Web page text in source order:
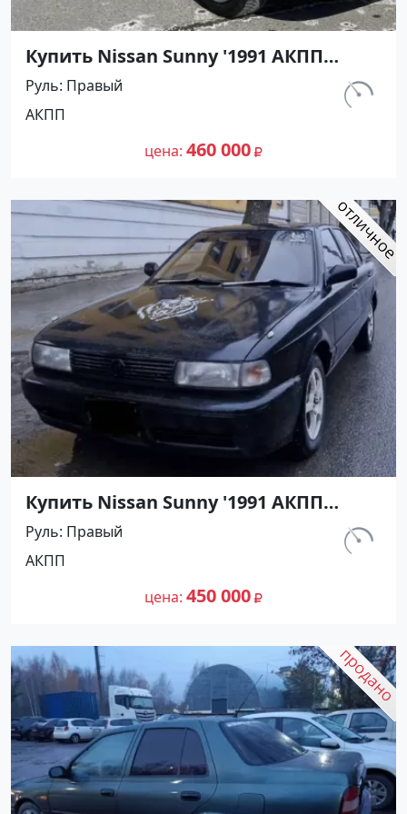
Купить Nissan Sunny '1991 АКПП
(1400/75 л.с.) Бензин инжектор
Тамань цвет Черный Седан по цене
460000 рублей, объявление №27493
на сайте Авторынок23
Руль Правый
АКПП
цена 460 000
Купить Nissan Sunny '1991 АКПП
(1400/75 л.с.) Бензин инжектор
Мостовской цвет Черный Седан по
цене 450000 рублей, объявление
№27489 на сайте Авторынок23
км.
Руль Правый
АКПП
цена 450 000